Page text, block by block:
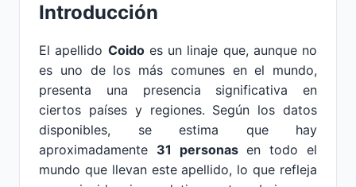
Introducción
El apellido Coidoes un linaje que, aunque no
es uno de los más comunes en el mundo,
presenta una presencia significativa en
ciertos países y regiones. Según los datos
disponibles, se estima que hay
aproximadamente 31 personasen todo el
mundo que llevan este apellido, lo que refleja